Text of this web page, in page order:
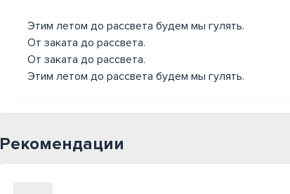
Этим летом до рассвета будем мы гулять.
От заката до рассвета.
От заката до рассвета.
Этим летом до рассвета будем мы гулять.
Рекомендации